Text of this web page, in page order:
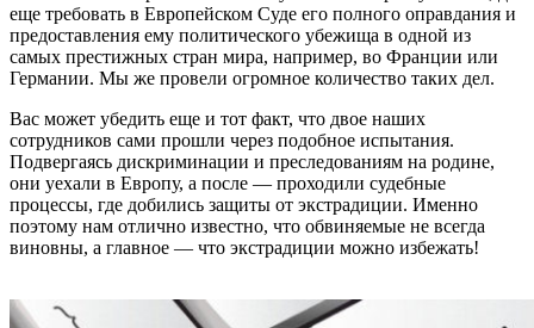
еще требовать в Европейском Суде его полного оправдания и
предоставления ему политического убежища в одной из
самых престижных стран мира, например, во Франции или
Германии. Мы же провели огромное количество таких дел.
Вас может убедить еще и тот факт, что двое наших
сотрудников сами прошли через подобное испытания.
Подвергаясь дискриминации и преследованиям на родине,
они уехали в Европу, а после — проходили судебные
процессы, где добились защиты от экстрадиции. Именно
поэтому нам отлично известно, что обвиняемые не всегда
виновны, а главное — что экстрадиции можно избежать!